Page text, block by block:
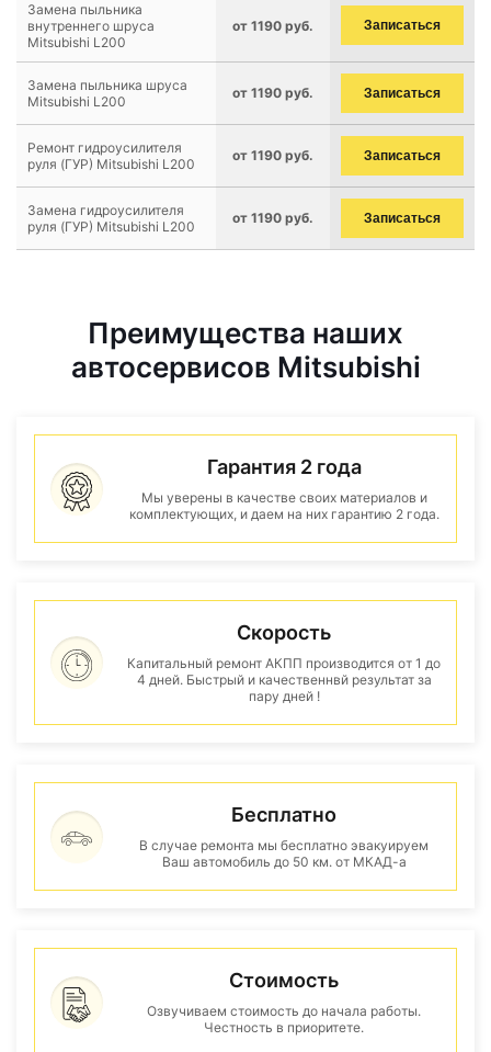
Замена пыльника
внутреннего шруса
Mitsubishi L200
от 1190 руб. Записаться
Замена пыльника шруса
Mitsubishi L200
от 1190 руб. Записаться
Ремонт гидроусилителя
руля (ГУР) Mitsubishi L200
от 1190 руб. Записаться
Замена гидроусилителя
руля (ГУР) Mitsubishi L200
от 1190 руб. Записаться
Преимущества наших
автосервисов Mitsubishi
Гарантия 2 года
Мы уверены в качестве своих материалов и
комплектующих, и даем на них гарантию 2 года.
Скорость
Капитальный ремонт АКПП производится от 1 до
4 дней. Быстрый и качественнвй результат за
пару дней !
Бесплатно
В случае ремонта мы бесплатно эвакуируем
Ваш автомобиль до 50 км. от МКАД-а
Стоимость
Озвучиваем стоимость до начала работы.
Честность в приоритете.